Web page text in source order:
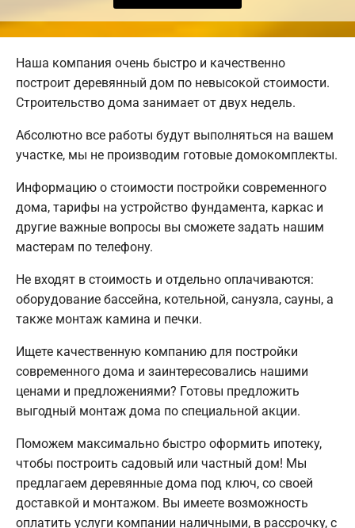
Наша компания очень быстро и качественно
построит деревянный дом по невысокой стоимости.
Строительство дома занимает от двух недель.
Абсолютно все работы будут выполняться на вашем
участке, мы не производим готовые домокомплекты.
Информацию о стоимости постройки современного
дома, тарифы на устройство фундамента, каркас и
другие важные вопросы вы сможете задать нашим
мастерам по телефону.
Не входят в стоимость и отдельно оплачиваются:
оборудование бассейна, котельной, санузла, сауны, а
также монтаж камина и печки.
Ищете качественную компанию для постройки
современного дома и заинтересовались нашими
ценами и предложениями? Готовы предложить
выгодный монтаж дома по специальной акции.
Поможем максимально быстро оформить ипотеку,
чтобы построить садовый или частный дом! Мы
предлагаем деревянные дома под ключ, со своей
доставкой и монтажом. Вы имеете возможность
оплатить услуги компании наличными, в рассрочку, с